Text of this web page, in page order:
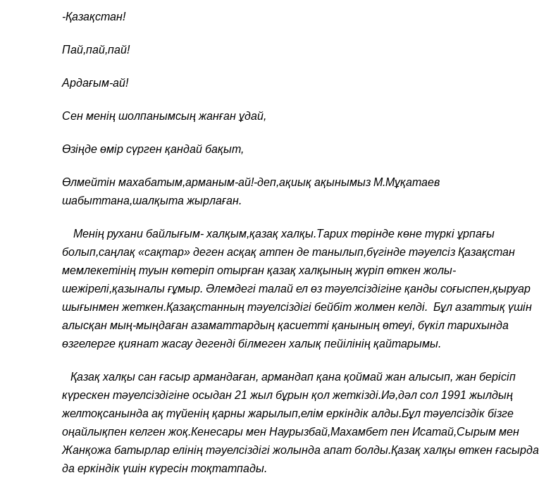
-Қазақстан!
Пай,пай,пай!
Ардағым-ай!
Сен менің шолпанымсың жанған ұдай,
Өзіңде өмір сүрген қандай бақыт,
Өлмейтін махабатым,арманым-ай!-деп,ақиық ақынымыз М.Мұқатаев
шабыттана,шалқыта жырлаған.
Менің рухани байлығым- халқым,қазақ халқы.Тарих төрінде көне түркі ұрпағы
болып,саңлақ «сақтар» деген асқақ атпен де танылып,бүгінде тәуелсіз Қазақстан
мемлекетінің туын көтеріп отырған қазақ халқының жүріп өткен жолы-
шежірелі,қазыналы ғұмыр. Әлемдегі талай ел өз тәуелсіздігіне қанды соғыспен,қыруар
шығынмен жеткен.Қазақстанның тәуелсіздігі бейбіт жолмен келді. Бұл азаттық үшін
алысқан мың-мыңдаған азаматтардың қасиетті қанының өтеуі, бүкіл тарихында
өзгелерге қиянат жасау дегенді білмеген халық пейілінің қайтарымы.
Қазақ халқы сан ғасыр армандаған, армандап қана қоймай жан алысып, жан берісіп
күрескен тәуелсіздігіне осыдан 21 жыл бұрын қол жеткізді.Иә,дәл сол 1991 жылдың
желтоқсанында ақ түйенің қарны жарылып,елім еркіндік алды.Бұл тәуелсіздік бізге
оңайлықпен келген жоқ.Кенесары мен Наурызбай,Махамбет пен Исатай,Сырым мен
Жанқожа батырлар елінің тәуелсіздігі жолында апат болды.Қазақ халқы өткен ғасырда
да еркіндік үшін күресін тоқтатпады.